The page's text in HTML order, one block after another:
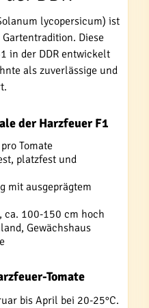
lycopersicum) ist
Diese
in der DDR entwickelt
als zuverlässige und
der Harzfeuer F1
Tomate
platzfest und
mit ausgeprägtem
ca. 100-150 cm hoch
Gewächshaus
Tomate
bis April bei 20-25°C.